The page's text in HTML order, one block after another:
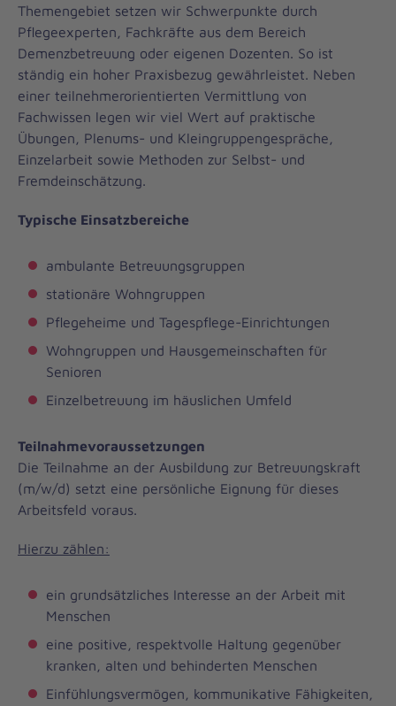
Themengebiet setzen wir Schwerpunkte durch
Pflegeexperten, Fachkräfte aus dem Bereich
Demenzbetreuung oder eigenen Dozenten. So ist
ständig ein hoher Praxisbezug gewährleistet. Neben
einer teilnehmerorientierten Vermittlung von
Fachwissen legen wir viel Wert auf praktische
Übungen, Plenums- und Kleingruppengespräche,
Einzelarbeit sowie Methoden zur Selbst- und
Fremdeinschätzung.
Typische Einsatzbereiche
ambulante Betreuungsgruppen
stationäre Wohngruppen
Pflegeheime und Tagespflege-Einrichtungen
Wohngruppen und Hausgemeinschaften für
Senioren
Einzelbetreuung im häuslichen Umfeld
Teilnahmevoraussetzungen
Die Teilnahme an der Ausbildung zur Betreuungskraft
(m/w/d) setzt eine persönliche Eignung für dieses
Arbeitsfeld voraus.
Hierzu zählen:
ein grundsätzliches Interesse an der Arbeit mit
Menschen
eine positive, respektvolle Haltung gegenüber
kranken, alten und behinderten Menschen
Einfühlungsvermögen, kommunikative Fähigkeiten,